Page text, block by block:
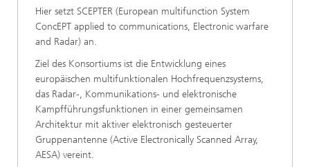
Hier setzt SCEPTER (European multifunction System
ConcEPT applied to communications, Electronic warfare
and Radar) an.
Ziel des Konsortiums ist die Entwicklung eines
europäischen multifunktionalen Hochfrequenzsystems,
das Radar-, Kommunikations- und elektronische
Kampfführungsfunktionen in einer gemeinsamen
Architektur mit aktiver elektronisch gesteuerter
Gruppenantenne (Active Electronically Scanned Array,
AESA) vereint.